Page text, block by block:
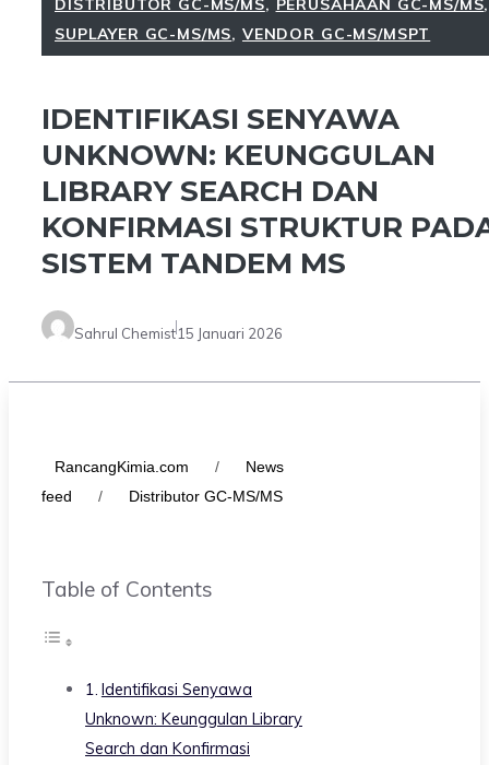
DISTRIBUTOR GC-MS/MS, PERUSAHAAN GC-MS/MS,
SUPLAYER GC-MS/MS, VENDOR GC-MS/MSPT
IDENTIFIKASI SENYAWA
UNKNOWN: KEUNGGULAN
LIBRARY SEARCH DAN
KONFIRMASI STRUKTUR
SISTEM TANDEM MS
Sahrul Chemist15 Januari 2026
RancangKimia.com /
News
feed
/ Distributor GC-MS/MS
Table of Contents
Identifikasi Senyawa
Unknown: Keunggulan Library
Search dan Konfirmasi